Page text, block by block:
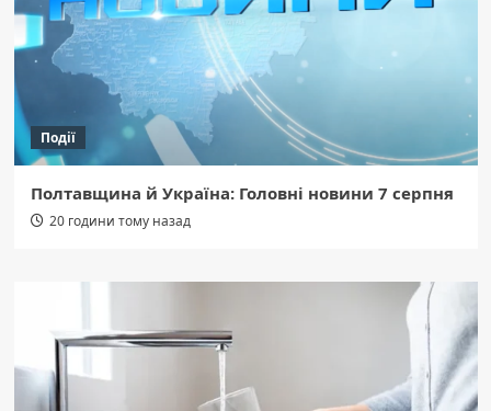
Події
Полтавщина й Україна: Головні новини 7 серпня
20 години тому назад